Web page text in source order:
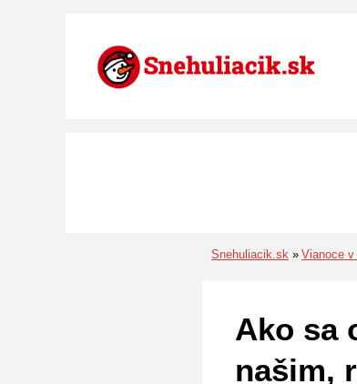
Snehuliacik.sk Vianoce v
Ako sa
našim,